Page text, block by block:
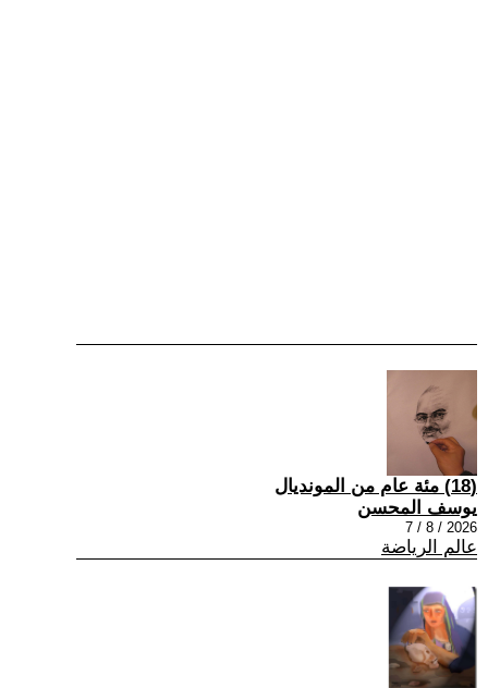
(18) مئة عام من المونديال
يوسف المحسن
2026 / 8 / 7
عالم الرياضة